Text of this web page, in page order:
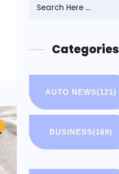
Categories
AUTO NEWS(121)
BUSINESS(169)